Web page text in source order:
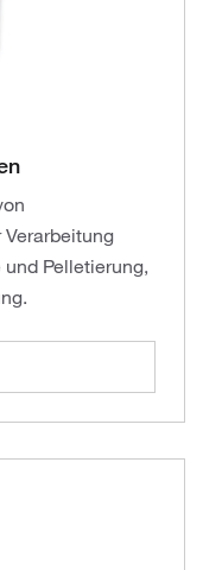
Pelletierung,